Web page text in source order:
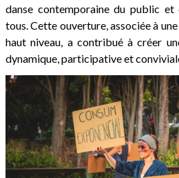
danse contemporaine du public
tous. Cette ouverture, associée à
haut niveau, a contribué à créer
dynamique, participative et